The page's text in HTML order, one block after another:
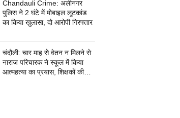
Chandauli Crime: अलीनगर
पुलिस ने 2 घंटे में मोबाइल लूटकांड
का किया खुलासा, दो आरोपी गिरफ्तार
चंदौली: चार माह से वेतन न मिलने से
नाराज परिचारक ने स्कूल में किया
आत्महत्या का प्रयास, शिक्षकों की